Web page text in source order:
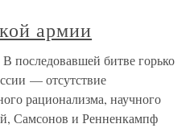
армии
последовавшей битве горько
— отсутствие
рационализма, научного
Самсонов и Ренненкампф